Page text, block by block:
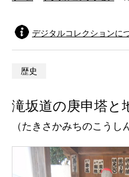
デジタルコレクションに
歴史
滝坂道の庚申塔と
（たきさかみちのこうし